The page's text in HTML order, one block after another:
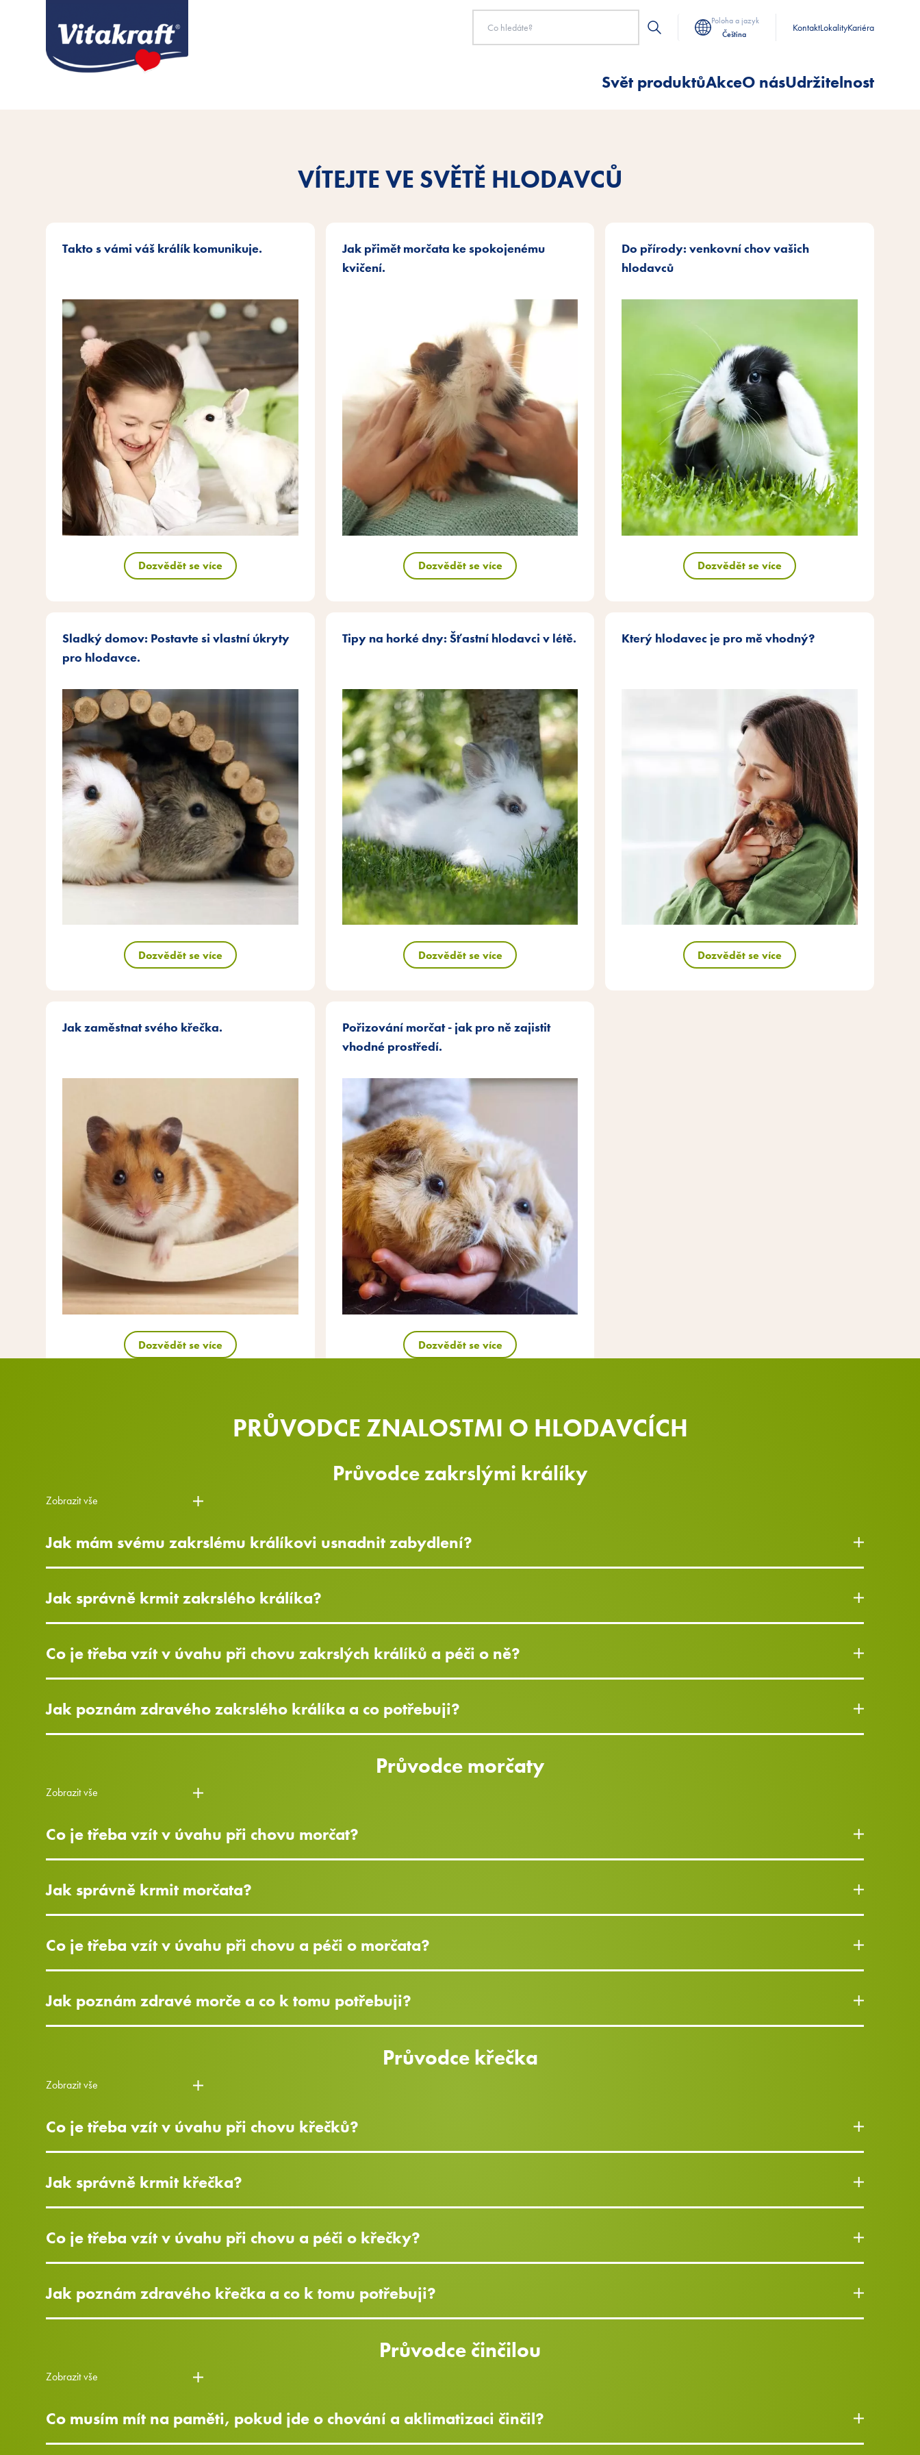
Poloha a jazyk
Čeština
KontaktLokalityKariéra
Svět produktůAkceO násUdržitelnost
VÍTEJTE VE SVĚTĚ HLODAVCŮ
Takto s vámi váš králík komunikuje.
Dozvědět se více
Jak přimět morčata ke spokojenému
kvičení.
Dozvědět se více
Do přírody: venkovní chov vašich
hlodavců
Dozvědět se více
Sladký domov: Postavte si vlastní úkryty
pro hlodavce.
Dozvědět se více
Tipy na horké dny: Šťastní hlodavci v létě.
Dozvědět se více
Který hlodavec je pro mě vhodný?
Dozvědět se více
Jak zaměstnat svého křečka.
Dozvědět se více
Pořizování morčat - jak pro ně zajistit
vhodné prostředí.
Dozvědět se více
PRŮVODCE ZNALOSTMI O HLODAVCÍCH
Průvodce zakrslými králíky
Zobrazit vše
Jak mám svému zakrslému králíkovi usnadnit zabydlení?
Jak správně krmit zakrslého králíka?
Co je třeba vzít v úvahu při chovu zakrslých králíků a péči o ně?
Jak poznám zdravého zakrslého králíka a co potřebuji?
Průvodce morčaty
Zobrazit vše
Co je třeba vzít v úvahu při chovu morčat?
Jak správně krmit morčata?
Co je třeba vzít v úvahu při chovu a péči o morčata?
Jak poznám zdravé morče a co k tomu potřebuji?
Průvodce křečka
Zobrazit vše
Co je třeba vzít v úvahu při chovu křečků?
Jak správně krmit křečka?
Co je třeba vzít v úvahu při chovu a péči o křečky?
Jak poznám zdravého křečka a co k tomu potřebuji?
Průvodce činčilou
Zobrazit vše
Co musím mít na paměti, pokud jde o chování a aklimatizaci činčil?